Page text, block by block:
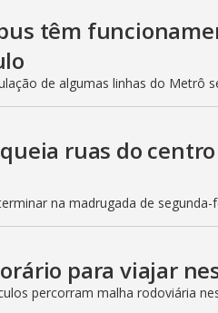
têm
de algumas linhas do Metrô
ruas do
na madrugada de segunda-
para viajar
percorram malha rodoviária